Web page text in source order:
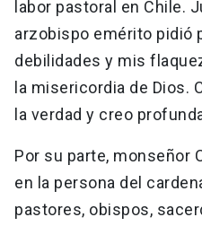
labor pastoral en Chile.
arzobispo emérito pidió
debilidades y mis
la misericordia de Dios.
la verdad y creo
Por su parte, monseñor
en la persona del
pastores, obispos,